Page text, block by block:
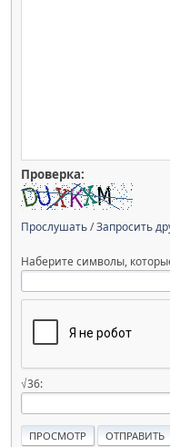
Проверка:
Прослушать/Запросить
Наберите символы,
√36: